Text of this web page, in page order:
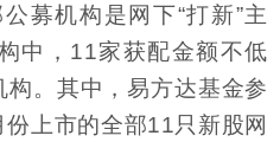
募机构是网下“打新”主
中，11家获配金额不低
。其中，易方达基金参
上市的全部11只新股网